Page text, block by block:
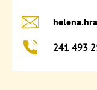
241 493